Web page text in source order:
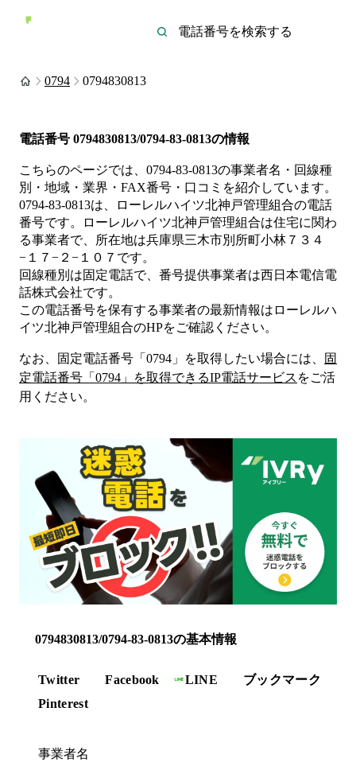
0794 0794830813
電話番号 0794830813/0794-83-0813の情報
こちらのページでは、 0794-83-0813の事業者名・回線種
別・地域・業界・FAX番号・口コミを紹介しています。
0794-83-0813は、 ローレルハイツ北神戸管理組合の電話
番号です。
ローレルハイツ北神戸管理組合は住宅に関わ
る事業者で、所在地は兵庫県三木市別所町小林７３４
−１７−２−１０７ です。
回線種別は固定電話で、番号提供事業者は西日本電信電
話株式会社です。
この電話番号を保有する事業者の最新情報は ローレルハ
イツ北神戸管理組合のHPをご確認ください。
なお、固定電話番号「 0794 」を取得したい場合には、
固
定電話番号「 0794 」を取得できるIP電話サービス をご活
用ください。
0794830813/0794-83-0813の基本情報
Twitter Facebook LINE
ブックマーク
Pinterest
事業者名